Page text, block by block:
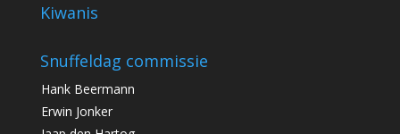
Kiwanis
Snuffeldag commissie
Hank Beermann
Erwin Jonker